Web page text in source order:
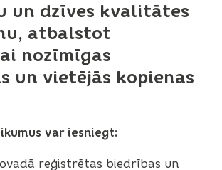
un dzīves kvalitātes
atbalstot
nozīmīgas
un vietējās kopienas
var iesniegt:
reģistrētas biedrības un